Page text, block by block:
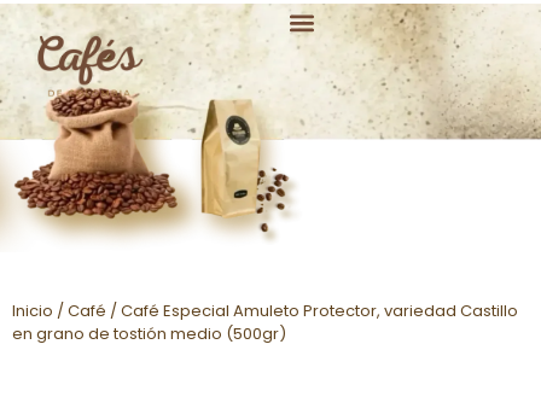
Inicio / Café / Café Especial Amuleto Protector, variedad Castillo
en grano de tostión medio (500gr)